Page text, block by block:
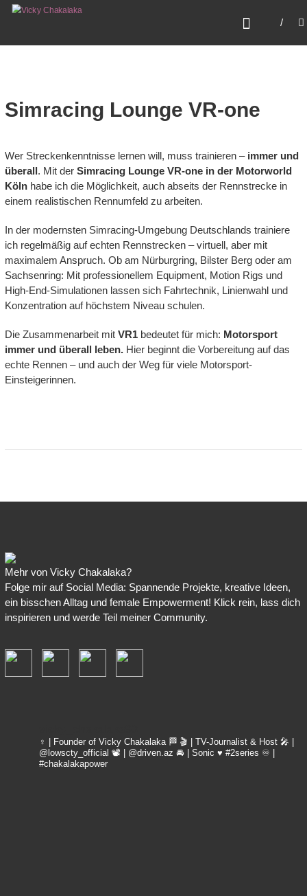
ZumVICKY CHAKALAKA
Simracing Lounge VR-one
Wer Streckenkenntnisse lernen will, muss trainieren – immer und
überall. Mit der Simracing Lounge VR-one in der Motorworld
Kölnhabe ich die Möglichkeit, auch abseits der Rennstrecke in
einem realistischen Rennumfeld zu arbeiten.
In der modernsten Simracing-Umgebung Deutschlands trainiere
ich regelmäßig auf echten Rennstrecken – virtuell, aber mit
maximalem Anspruch. Ob am Nürburgring, Bilster Berg oder am
Sachsenring: Mit professionellem Equipment, Motion Rigs und
High-End-Simulationen lassen sich Fahrtechnik, Linienwahl und
Konzentration auf höchstem Niveau schulen.
Die Zusammenarbeit mit VR1bedeutet für mich: Motorsport
immer und überall leben.Hier beginnt die Vorbereitung auf das
echte Rennen – und auch der Weg für viele Motorsport-
Einsteigerinnen.
Mehr von Vicky Chakalaka?
Folge mir auf Social Media: Spannende Projekte, kreative Ideen,
ein bisschen Alltag und female Empowerment! Klick rein, lass dich
inspirieren und werde Teil meiner Community.
♀️ | Founder of Vicky Chakalaka 🏁 🎬 | TV-Journalist & Host🎤 |
@lowscty_official 📽 | @driven.az 🚘 | Sonic ♥️ #2series ♾️ |
#chakalakapower